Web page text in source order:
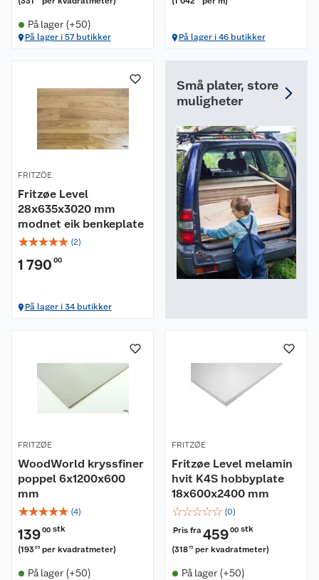
På lager (+50)
På lager i 57 butikker På lager i 46 butikker
FRITZÖE
Fritzøe Level
28x635x3020 mm
modnet eik benkeplate
☆☆☆☆☆ (2)
1 790 00
På lager i 34 butikker
Små plater, store
muligheter
FRITZØE
WoodWorld kryssfiner
poppel 6x1200x600
mm
☆☆☆☆☆ (4)
13900 stk
(19305 per kvadratmeter)
På lager (+50)
FRITZØE
Fritzøe Level melamin
hvit K4S hobbyplate
18x600x2400 mm
☆☆☆☆☆ (0)
Pris fra45900 stk
(31875 per kvadratmeter)
På lager (+50)